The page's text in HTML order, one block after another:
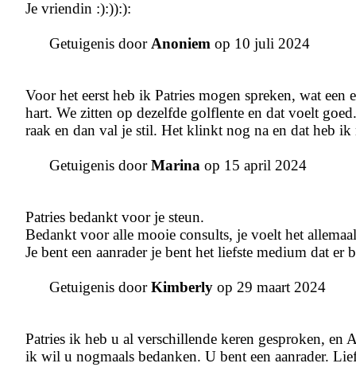
Je vriendin :):)):):
Getuigenis doorAnoniem op 10 juli 2024
Voor het eerst heb ik Patries mogen spreken, wat
hart. We zitten op dezelfde golflente en dat voelt
raak en dan val je stil. Het klinkt nog na en dat heb
Getuigenis doorMarina op 15 april 2024
Patries bedankt voor je steun.
Bedankt voor alle mooie consults, je voelt het
Je bent een aanrader je bent het liefste medium dat
Getuigenis doorKimberly op 29 maart 2024
Patries ik heb u al verschillende keren gesproken,
ik wil u nogmaals bedanken. U bent een aanrader.